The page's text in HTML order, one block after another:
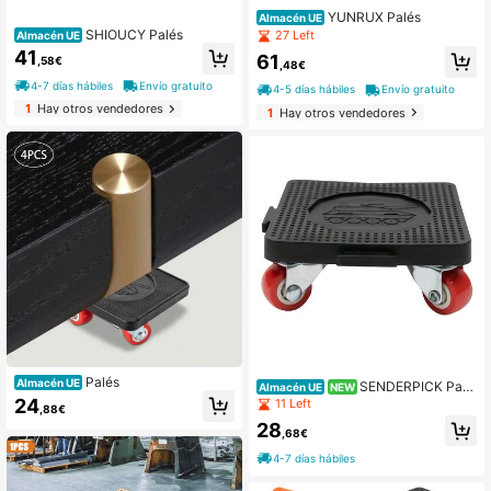
Almacén UE SHIOUCY Palés
41 ,58€
4-7 días hábiles
Envío gratuito
1Hay otros vendedores
Almacén UE Palés
24 ,88€
Almacén UE YUNRUX Palés
27 Left
61 ,48€
4-5 días hábiles
Envío gratuito
1Hay otros vendedores
Almacén UE NEW SENDERPICK Pale
ts 11 Left
28 ,68€
4-7 días hábiles